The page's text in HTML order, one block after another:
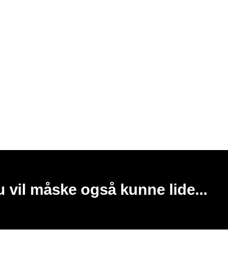
vil måske også kunne lide...